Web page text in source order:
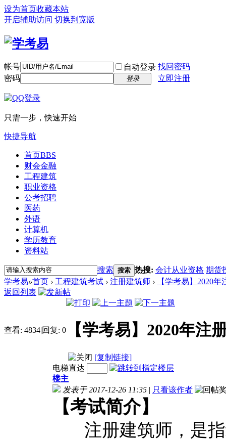
设为首页收藏本站
开启辅助访问 切换到宽版
帐号 自动登录 找回密码
密码
登录 立即注册
只需一步，快速开始
快捷导航
首页BBS
财会金融
工程建筑
职业资格
公考招聘
医药
外语
计算机
学历教育
资料站
搜索 搜索 热搜: 会计从业资格 期货
学考易»首页 › 工程建筑考试 › 注册建筑师 ›
【学考易】2020
返回列表
查看: 4834|回复: 0 【学考易】2020年注
[复制链接]
电梯直达
楼主
发表于 2017-12-26 11:35 | 只看该作者
【考试简介】
注册建筑师，是指